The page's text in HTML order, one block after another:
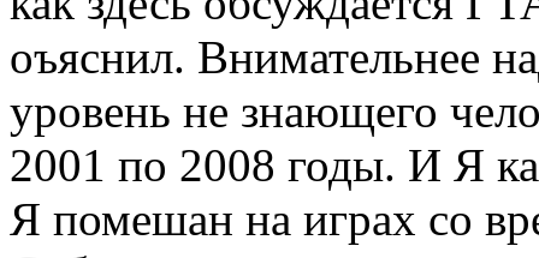
оъяснил. Внимательнее
уровень не знающего
2001 по 2008 годы. И Я
Я помешан на играх со